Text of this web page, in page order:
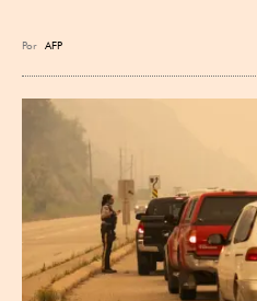
Por AFP